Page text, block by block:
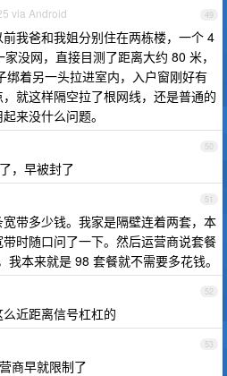
49
via Android
我爸和我姐分别住在两栋楼，一个 4
没网，直接目测了距离大约 80 米，
绑着另一头拉进室内，入户窗刚好有
就这样隔空拉了根网线，还是普通的
来没什么问题。
50
，早被封了
51
带多少钱。我家是隔壁连着两套，本
时随口问了一下。然后运营商说套餐
本来就是 98 套餐就不需要多花钱。
52
近距离信号杠杠的
53
商早就限制了